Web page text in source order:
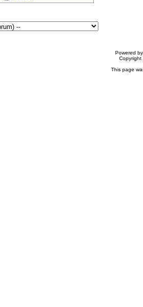
Powered
This page